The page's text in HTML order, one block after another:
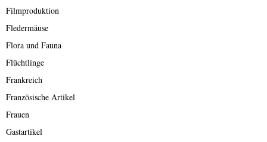
Filmproduktion
Fledermäuse
Flora und Fauna
Flüchtlinge
Frankreich
Französische Artikel
Frauen
Gastartikel